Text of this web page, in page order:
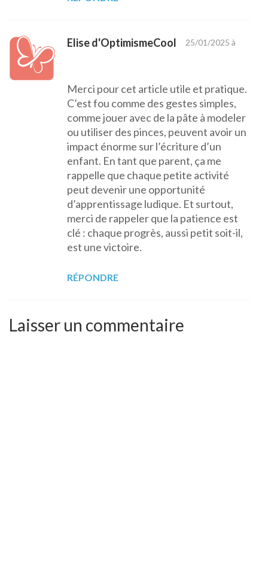
Elise d'OptimismeCool 25/01/2025 à
Merci pour cet article utile et pratique.
C’est fou comme des gestes simples,
comme jouer avec de la pâte à modeler
ou utiliser des pinces, peuvent avoir un
impact énorme sur l’écriture d’un
enfant. En tant que parent, ça me
rappelle que chaque petite activité
peut devenir une opportunité
d’apprentissage ludique. Et surtout,
merci de rappeler que la patience est
clé : chaque progrès, aussi petit soit-il,
est une victoire.
RÉPONDRE
Laisser un commentaire